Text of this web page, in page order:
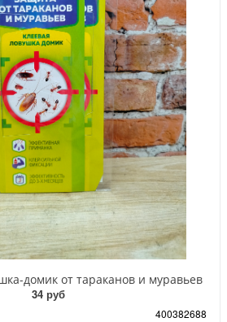
домик от тараканов и муравьев
34 руб
400382688